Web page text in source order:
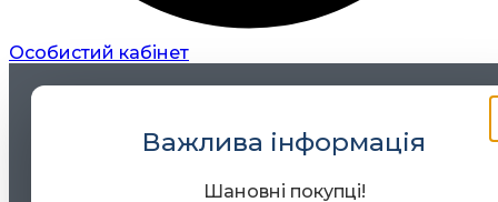
Особистий кабінет
Важлива інформація
Шановні покупці!